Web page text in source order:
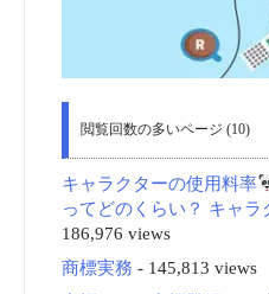
閲覧回数の多いページ (10)
キャラクターの使用料率
ってどのくらい？ キャラ
186,976 views
商標実務 - 145,813 views